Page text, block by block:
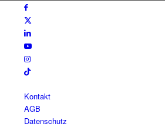
Kontakt
AGB
Datenschutz